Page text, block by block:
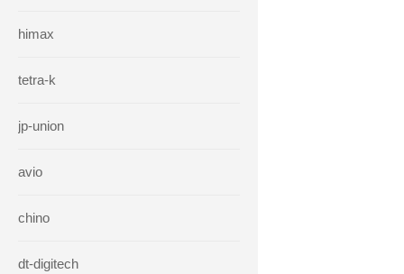
himax
tetra-k
jp-union
avio
chino
dt-digitech